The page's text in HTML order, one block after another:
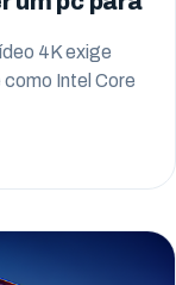
4K exige
Intel Core